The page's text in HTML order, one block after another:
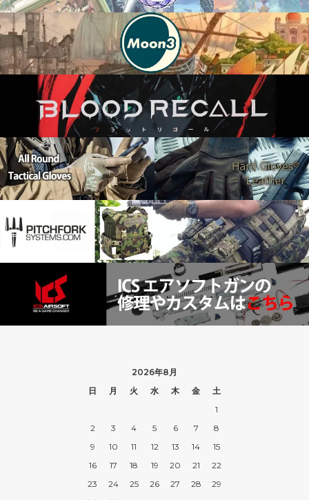
2026年8月
日
月 火 水 木 金
土
1
2
3 4 5 6 7
8
9
10 11 12 13 14
15
16
17 18 19 20 21
22
23
24 25 26 27 28
29